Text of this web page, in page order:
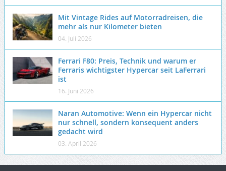
Mit Vintage Rides auf Motorradreisen, die
mehr als nur Kilometer bieten
04. Juli 2026
Ferrari F80: Preis, Technik und warum er
Ferraris wichtigster Hypercar seit LaFerrari
ist
16. Juni 2026
Naran Automotive: Wenn ein Hypercar nicht
nur schnell, sondern konsequent anders
gedacht wird
03. April 2026